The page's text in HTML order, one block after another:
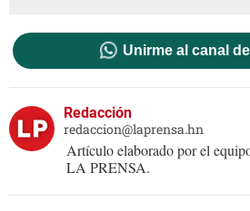
Unirme al canal
Redacción
redaccion@laprensa.hn
Artículo elaborado por el
LA PRENSA.